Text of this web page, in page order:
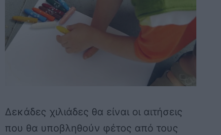
Δεκάδες χιλιάδες θα είναι οι αιτήσεις
που θα υποβληθούν φέτος από τους